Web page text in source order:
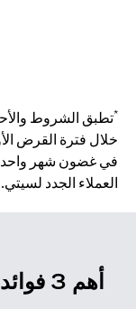
*
خلال فترة القرض
في غضون شهر واحد
العملاء الجدد لسيتي.
أهم 3 فوائد لبطاقة سيتي ريدي كريدت